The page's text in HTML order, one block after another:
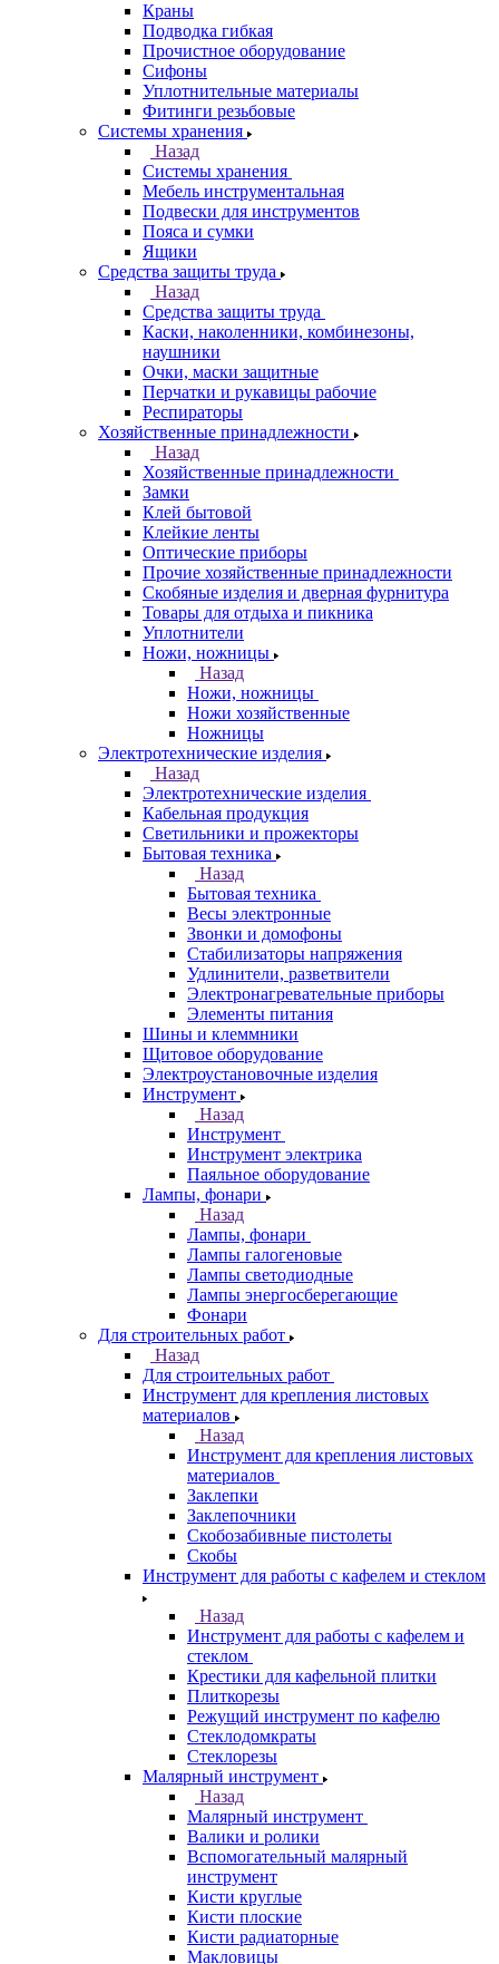
Краны
Подводка гибкая
Прочистное оборудование
Сифоны
Уплотнительные материалы
Фитинги резьбовые
Системы хранения
Назад
Системы хранения
Мебель инструментальная
Подвески для инструментов
Пояса и сумки
Ящики
Средства защиты труда
Назад
Средства защиты труда
Каски, наколенники, комбинезоны,
наушники
Очки, маски защитные
Перчатки и рукавицы рабочие
Респираторы
Хозяйственные принадлежности
Назад
Хозяйственные принадлежности
Замки
Клей бытовой
Клейкие ленты
Оптические приборы
Прочие хозяйственные принадлежности
Скобяные изделия и дверная фурнитура
Товары для отдыха и пикника
Уплотнители
Ножи, ножницы
Назад
Ножи, ножницы
Ножи хозяйственные
Ножницы
Электротехнические изделия
Назад
Электротехнические изделия
Кабельная продукция
Светильники и прожекторы
Бытовая техника
Назад
Бытовая техника
Весы электронные
Звонки и домофоны
Стабилизаторы напряжения
Удлинители, разветвители
Электронагревательные приборы
Элементы питания
Шины и клеммники
Щитовое оборудование
Электроустановочные изделия
Инструмент
Назад
Инструмент
Инструмент электрика
Паяльное оборудование
Лампы, фонари
Назад
Лампы, фонари
Лампы галогеновые
Лампы светодиодные
Лампы энергосберегающие
Фонари
Для строительных работ
Назад
Для строительных работ
Инструмент для крепления листовых
материалов
Назад
Инструмент для крепления листовых
материалов
Заклепки
Заклепочники
Скобозабивные пистолеты
Скобы
Инструмент для работы с кафелем и стеклом
Назад
Инструмент для работы с кафелем и
стеклом
Крестики для кафельной плитки
Плиткорезы
Режущий инструмент по кафелю
Стеклодомкраты
Стеклорезы
Малярный инструмент
Назад
Малярный инструмент
Валики и ролики
Вспомогательный малярный
инструмент
Кисти круглые
Кисти плоские
Кисти радиаторные
Макловицы